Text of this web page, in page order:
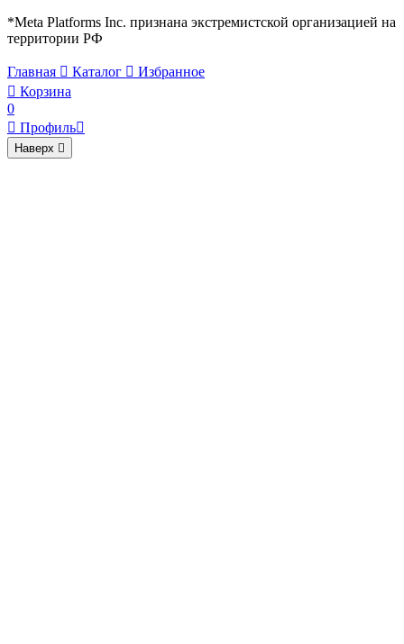
*Meta Platforms Inc. признана экстремистской организацией на
территории РФ
Главная  Каталог  Избранное
 Корзина
0
 Профиль
Наверх 